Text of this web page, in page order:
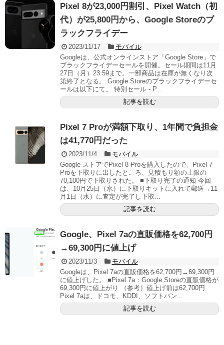
Pixel 8が23,000円割引、Pixel Watch（初
代）が25,800円から、Google Storeのブ
ラックフライデー
2023/11/17
モバイル
Googleは、公式オンラインストア「Google Store」で
ブラックフライデーセールを開催。セール期間は11月
27日（月）23:59まで。一部商品は在庫が無くなり次
第終了となる。 Google Storeのブラックフライデーセ
ールは以下にて。 特別セール - P...
記事を読む
Pixel 7 Proが満額下取り、1年間で負担金
は41,770円だった
2023/11/4
モバイル
Google ストアでPixel 8 Proを購入したので、Pixel 7
Proを下取りに出したところ、見積もり額の上限の
70,100円で下取りされた。 ■下取り完了の通知 今回
は、10月25日（水）に下取りキットに入れて郵送→11
月1日（水）に査定が完了し下取...
記事を読む
Google、Pixel 7aの直販価格を62,700円
→69,300円に値上げ
2023/11/3
モバイル
Googleは、Pixel 7aの直販価格を62,700円→69,300円
に値上げした。 ■Pixel 7a：Google Storeの直販価格が
69,300円に値上がり （参考）値上げ前は62,700円
Pixel 7aは、ドコモ、KDDI、ソフトバン...
記事を読む